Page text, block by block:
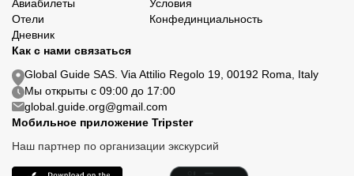
Авиабилеты
Отели
Дневник
Условия
Конфединциальность
Как с нами связаться
Global Guide SAS. Via Attilio Regolo 19, 00192 Roma, Italy
Мы открыты с 09:00 до 17:00
global.guide.org@gmail.com
Мобильное приложение Tripster
Наш партнер по организации экскурсий